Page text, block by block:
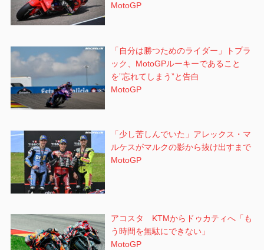
MotoGP
「自分は勝つためのライダー」トプラ
ック、MotoGPルーキーであること
を”忘れてしまう”と告白
MotoGP
「少し苦しんでいた」アレックス・マ
ルケスがマルクの影から抜け出すまで
MotoGP
アコスタ KTMからドゥカティへ「も
う時間を無駄にできない」
MotoGP